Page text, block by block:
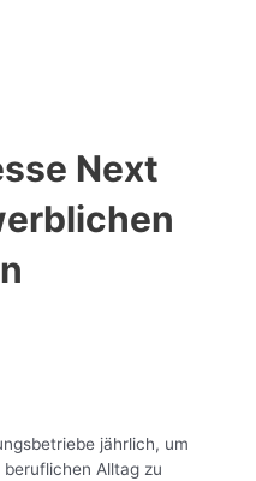
Next
jährlich, um
Alltag zu